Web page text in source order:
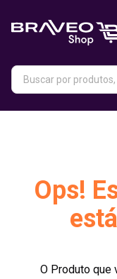
Ops!
O Produto que